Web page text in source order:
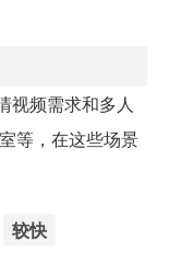
视频需求和多人
等，在这些场景
较快